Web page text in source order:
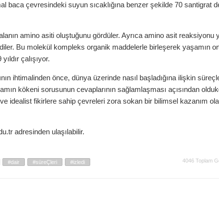
baca çevresindeki suyun sıcaklığına benzer şekilde 70 santigrat
amino asiti oluştuğunu gördüler. Ayrıca amino asit reaksiyonu
Bu molekül kompleks organik maddelerle birleşerek yaşamın
çalışıyor.
ihtimalinden önce, dünya üzerinde nasıl başladığına ilişkin
kökeni sorusunun cevaplarının sağlamlaşması açısından
idealist fikirlere sahip çevreleri zora sokan bir bilimsel kazanım
adresinden ulaşılabilir.
4046 Toplam
#dair #süreÇleri #izledi